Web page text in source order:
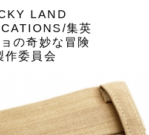
LAND
集英
の奇妙な冒険
作委員会